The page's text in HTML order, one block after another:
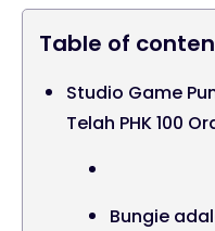
Table of
Studio Game
Telah PHK 100
Bungie